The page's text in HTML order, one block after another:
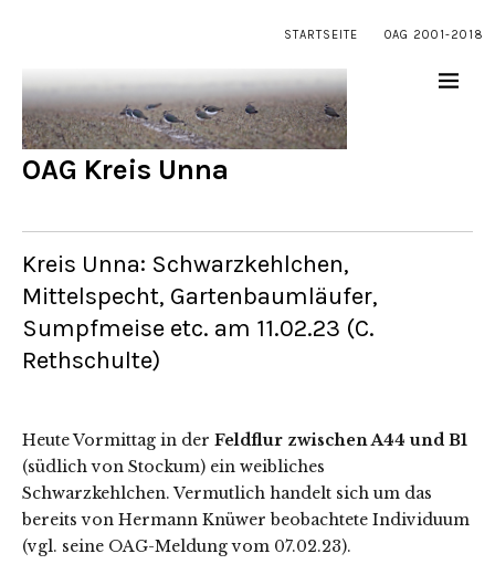
STARTSEITE OAG 2001-2018
OAG Kreis Unna
Kreis Unna: Schwarzkehlchen,
Mittelspecht, Gartenbaumläufer,
Sumpfmeise etc. am 11.02.23 (C.
Rethschulte)
Heute Vormittag in der Feldflur zwischen A44 und B1
(südlich von Stockum) ein weibliches
Schwarzkehlchen. Vermutlich handelt sich um das
bereits von Hermann Knüwer beobachtete Individuum
(vgl. seine OAG-Meldung vom 07.02.23).